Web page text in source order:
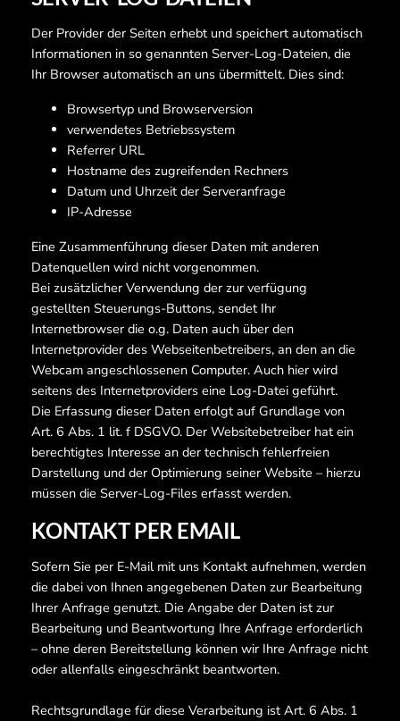
Der Provider der Seiten erhebt und speichert automatisch
Informationen in so genannten Server-Log-Dateien, die
Ihr Browser automatisch an uns übermittelt. Dies sind:
Browsertyp und Browserversion
verwendetes Betriebssystem
Referrer URL
Hostname des zugreifenden Rechners
Datum und Uhrzeit der Serveranfrage
IP-Adresse
Eine Zusammenführung dieser Daten mit anderen
Datenquellen wird nicht vorgenommen.
Bei zusätzlicher Verwendung der zur verfügung
gestellten Steuerungs-Buttons, sendet Ihr
Internetbrowser die o.g. Daten auch über den
Internetprovider des Webseitenbetreibers, an den an die
Webcam angeschlossenen Computer. Auch hier wird
seitens des Internetproviders eine Log-Datei geführt.
Die Erfassung dieser Daten erfolgt auf Grundlage von
Art. 6 Abs. 1 lit. f DSGVO. Der Websitebetreiber hat ein
berechtigtes Interesse an der technisch fehlerfreien
Darstellung und der Optimierung seiner Website – hierzu
müssen die Server-Log-Files erfasst werden.
KONTAKT PER EMAIL
Sofern Sie per E-Mail mit uns Kontakt aufnehmen, werden
die dabei von Ihnen angegebenen Daten zur Bearbeitung
Ihrer Anfrage genutzt. Die Angabe der Daten ist zur
Bearbeitung und Beantwortung Ihre Anfrage erforderlich
– ohne deren Bereitstellung können wir Ihre Anfrage nicht
oder allenfalls eingeschränkt beantworten.
Rechtsgrundlage für diese Verarbeitung ist Art. 6 Abs. 1